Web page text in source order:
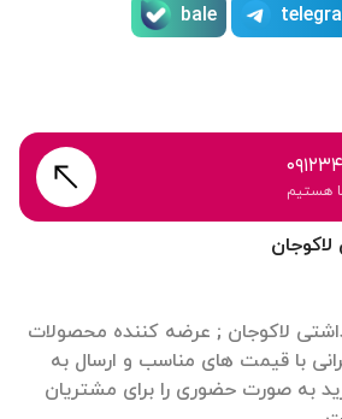
لاکوجان
لاکوجان ; عرضه کننده محصولات
با قیمت های مناسب و ارسال به
به صورت حضوری را برای مشتریان
bale
هستیم